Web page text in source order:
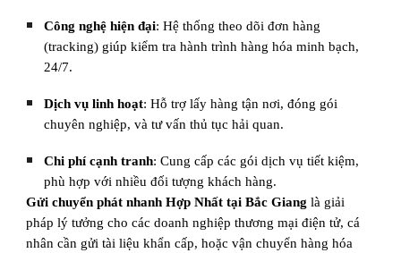
Công nghệ hiện đại: Hệ thống theo dõi đơn hàng
(tracking) giúp kiểm tra hành trình hàng hóa minh bạch,
24/7.
Dịch vụ linh hoạt: Hỗ trợ lấy hàng tận nơi, đóng gói
chuyên nghiệp, và tư vấn thủ tục hải quan.
Chi phí cạnh tranh: Cung cấp các gói dịch vụ tiết kiệm,
phù hợp với nhiều đối tượng khách hàng.
Gửi chuyển phát nhanh Hợp Nhất tại Bắc Giang là giải
pháp lý tưởng cho các doanh nghiệp thương mại điện tử, cá
nhân cần gửi tài liệu khẩn cấp, hoặc vận chuyển hàng hóa